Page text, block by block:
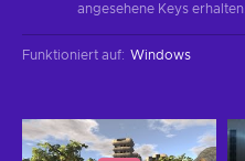
angesehene Keys erhalten.
Funktioniert auf: Windows